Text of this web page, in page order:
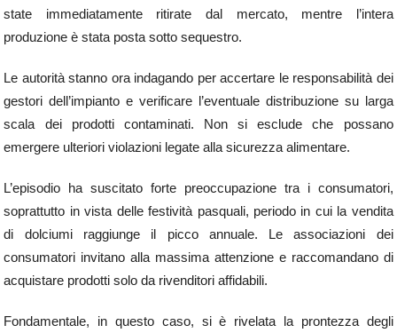
state immediatamente ritirate dal mercato, mentre l’intera
produzione è stata posta sotto sequestro.
Le autorità stanno ora indagando per accertare le responsabilità dei
gestori dell’impianto e verificare l’eventuale distribuzione su larga
scala dei prodotti contaminati. Non si esclude che possano
emergere ulteriori violazioni legate alla sicurezza alimentare.
L’episodio ha suscitato forte preoccupazione tra i consumatori,
soprattutto in vista delle festività pasquali, periodo in cui la vendita
di dolciumi raggiunge il picco annuale. Le associazioni dei
consumatori invitano alla massima attenzione e raccomandano di
acquistare prodotti solo da rivenditori affidabili.
Fondamentale, in questo caso, si è rivelata la prontezza degli